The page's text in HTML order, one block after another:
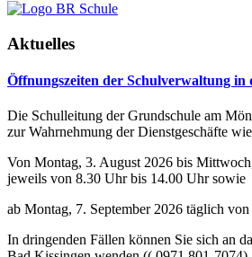
Aktuelles
Öffnungszeiten der Schulverwaltung in
Die Schulleitung der Grundschule am
zur Wahrnehmung der Dienstgeschäfte
Von Montag, 3. August 2026 bis
jeweils von 8.30 Uhr bis 14.00 Uhr sowie
ab Montag, 7. September 2026 täglich
In dringenden Fällen können Sie sich an